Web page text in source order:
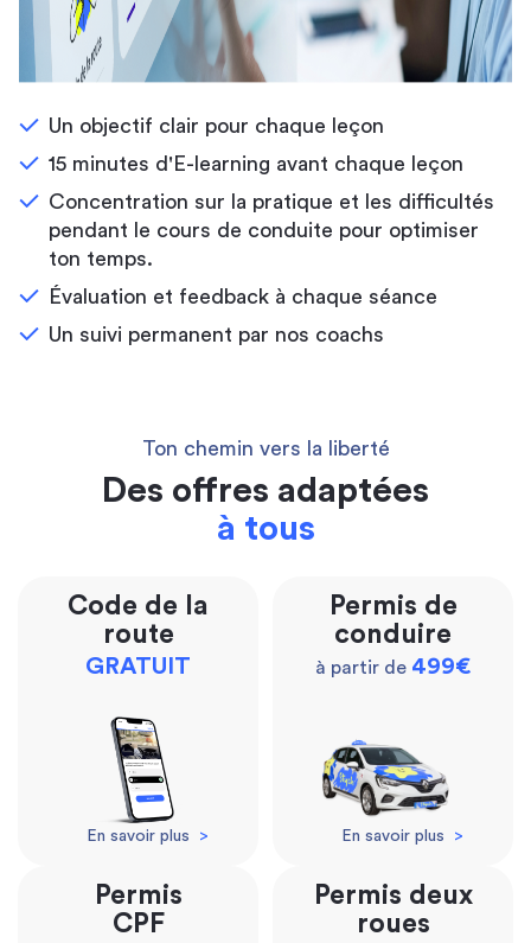
Un objectif clair pour chaque leçon
15 minutes d'E-learning avant chaque leçon
Concentration sur la pratique et les difficultés
pendant le cours de conduite pour optimiser
ton temps.
Évaluation et feedback à chaque séance
Un suivi permanent par nos coachs
Ton chemin vers la liberté
Des offres adaptées
à tous
Code de la
route
GRATUIT
En savoir plus >
Permis de
conduire
à partir de 499€
En savoir plus >
Permis
CPF
Permis deux
roues